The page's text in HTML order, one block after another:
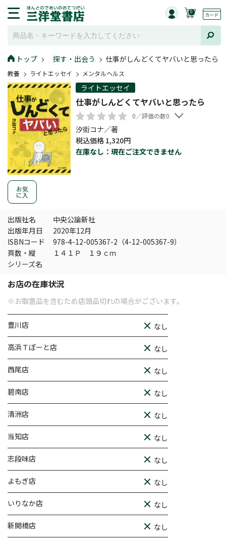
0
トップ 探す・出会う 仕事がしんどくてヤバいと思ったら
教養 ライトエッセイ メンタルヘルス
お気
に入
ライトエッセイ
仕事がしんどくてヤバいと思ったら
0／評価の数0
汐街コナ／著
税込価格 1,320円
在庫なし：現在ご注文できません
出版社名
中央公論新社
出版年月日
2020年12月
ISBNコード
978-4-12-005367-2（4-12-005367-9）
頁数・縦
１４１Ｐ １９ｃｍ
シリーズ名
お店の在庫状況
※お取置品を含むため店頭品切れの場合がございます。
豊川店 なし
高浜Ｔぽーと店 なし
西尾店 なし
碧南店 なし
清洲店 なし
当知店 なし
志段味店 なし
よもぎ店 なし
いりなか店 なし
新開橋店 なし